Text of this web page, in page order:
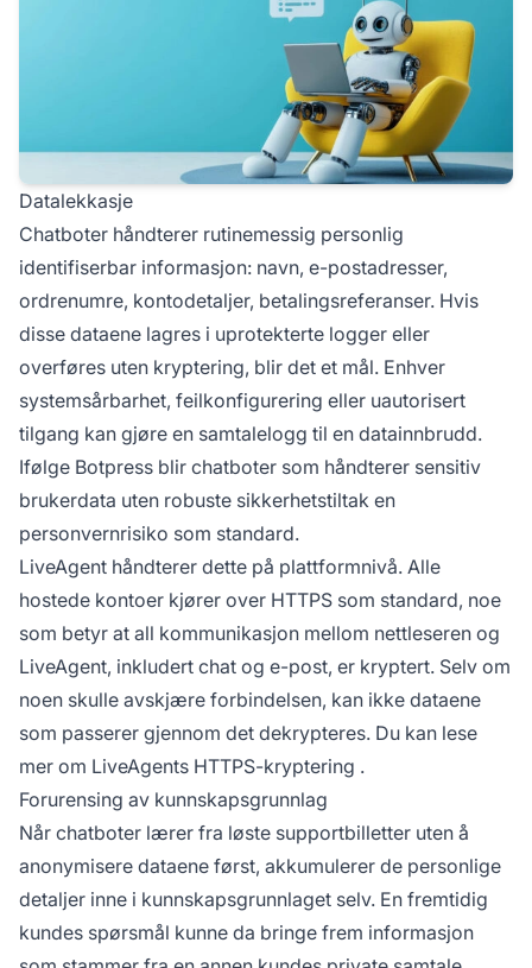
Datalekkasje
Chatboter håndterer rutinemessig personlig
identifiserbar informasjon: navn, e-postadresser,
ordrenumre, kontodetaljer, betalingsreferanser. Hvis
disse dataene lagres i uprotekterte logger eller
overføres uten kryptering, blir det et mål. Enhver
systemsårbarhet, feilkonfigurering eller uautorisert
tilgang kan gjøre en samtalelogg til en datainnbrudd.
Ifølge Botpress blir chatboter som håndterer sensitiv
brukerdata uten robuste sikkerhetstiltak en
personvernrisiko som standard.
LiveAgent håndterer dette på plattformnivå. Alle
hostede kontoer kjører over HTTPS som standard, noe
som betyr at all kommunikasjon mellom nettleseren og
LiveAgent, inkludert chat og e-post, er kryptert. Selv om
noen skulle avskjære forbindelsen, kan ikke dataene
som passerer gjennom det dekrypteres. Du kan lese
mer om LiveAgents HTTPS-kryptering .
Forurensing av kunnskapsgrunnlag
Når chatboter lærer fra løste supportbilletter uten å
anonymisere dataene først, akkumulerer de personlige
detaljer inne i kunnskapsgrunnlaget selv. En fremtidig
kundes spørsmål kunne da bringe frem informasjon